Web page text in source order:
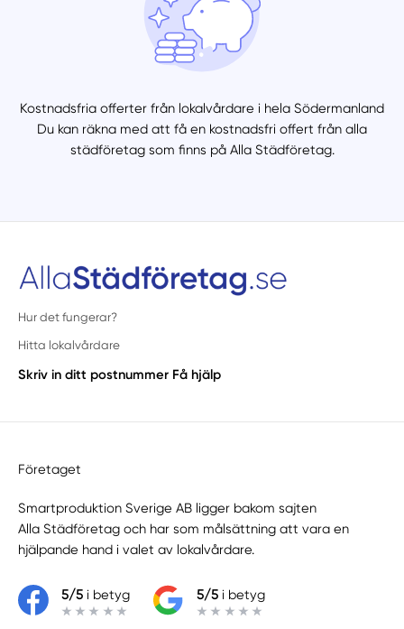
Kostnadsfria offerter från lokalvårdare i hela Södermanland
Du kan räkna med att få en kostnadsfri offert från alla
städföretag som finns på Alla Städföretag.
Hur det fungerar?
Hitta lokalvårdare
Skriv in ditt postnummer Få hjälp
Företaget
Smartproduktion Sverige AB ligger bakom sajten
Alla Städföretag och har som målsättning att vara en
hjälpande hand i valet av lokalvårdare.
5/5i betyg 5/5i betyg